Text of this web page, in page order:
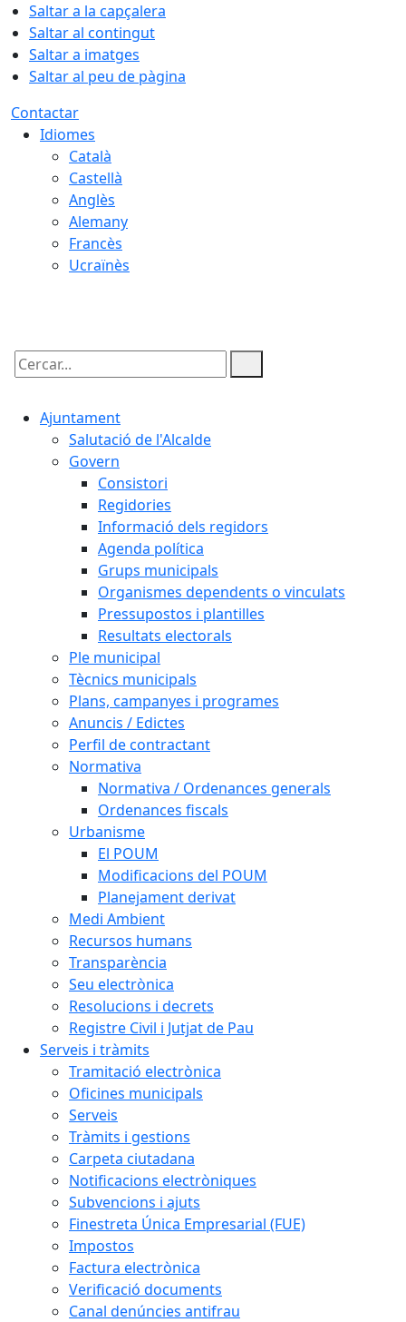
Saltar a la capçalera
Saltar al contingut
Saltar a imatges
Saltar al peu de pàgina
Contactar
Idiomes
Català
Castellà
Anglès
Alemany
Francès
Ucraïnès
Cercar:
Ajuntament
Salutació de l'Alcalde
Govern
Consistori
Regidories
Informació dels regidors
Agenda política
Grups municipals
Organismes dependents o vinculats
Pressupostos i plantilles
Resultats electorals
Ple municipal
Tècnics municipals
Plans, campanyes i programes
Anuncis / Edictes
Perfil de contractant
Normativa
Normativa / Ordenances generals
Ordenances fiscals
Urbanisme
El POUM
Modificacions del POUM
Planejament derivat
Medi Ambient
Recursos humans
Transparència
Seu electrònica
Resolucions i decrets
Registre Civil i Jutjat de Pau
Serveis i tràmits
Tramitació electrònica
Oficines municipals
Serveis
Tràmits i gestions
Carpeta ciutadana
Notificacions electròniques
Subvencions i ajuts
Finestreta Única Empresarial (FUE)
Impostos
Factura electrònica
Verificació documents
Canal denúncies antifrau